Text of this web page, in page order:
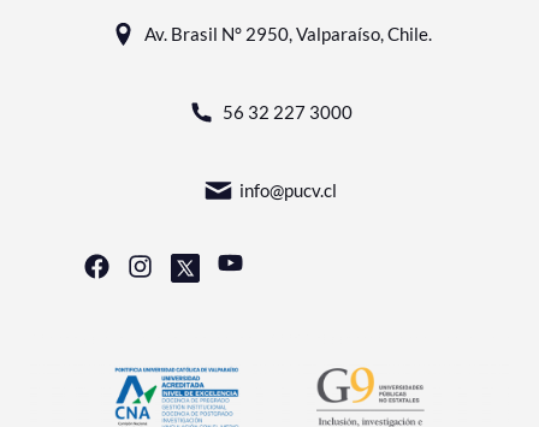
Av. Brasil N° 2950, Valparaíso, Chile.
56 32 227 3000
info@pucv.cl